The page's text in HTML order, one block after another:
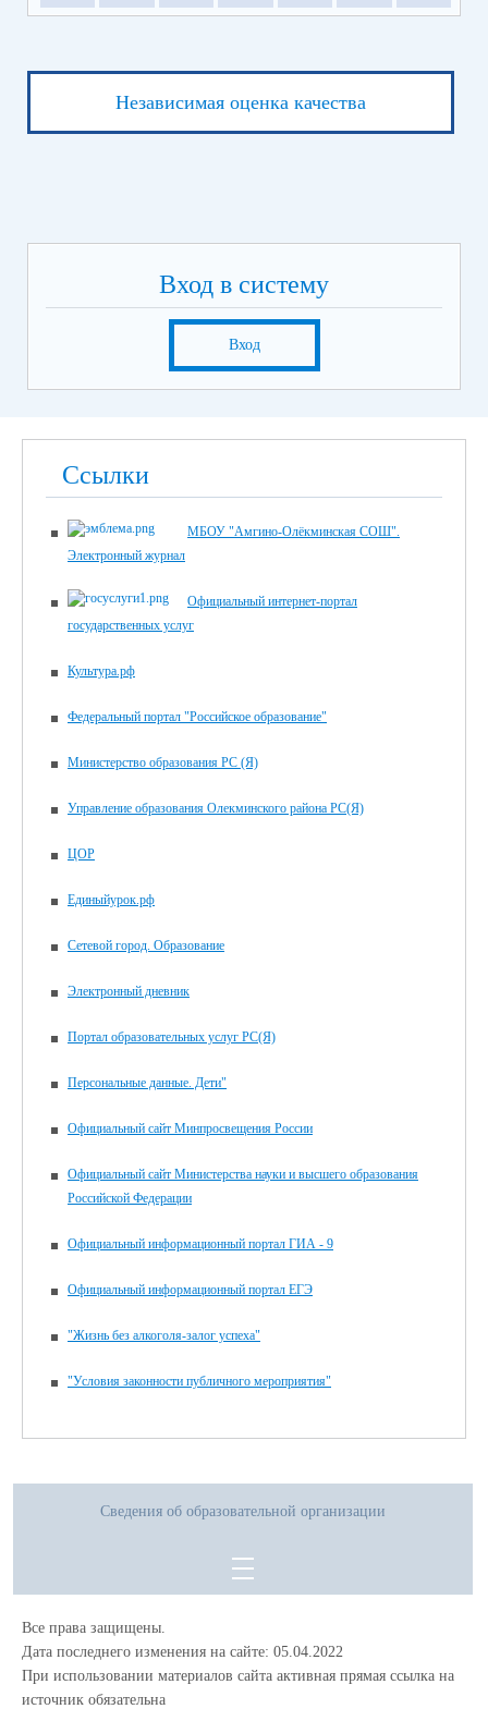
Независимая оценка качества
Вход в систему
Вход
Ссылки
МБОУ "Амгино-Олёкминская СОШ".
Электронный журнал
Официальный интернет-портал
государственных услуг
Культура.рф
Федеральный портал "Российское образование"
Министерство образования РС (Я)
Управление образования Олекминского района РС(Я)
ЦОР
Единыйурок.рф
Сетевой город. Образование
Электронный дневник
Портал образовательных услуг РС(Я)
Персональные данные. Дети"
Официальный сайт Минпросвещения России
Официальный сайт Министерства науки и высшего образования
Российской Федерации
Официальный информационный портал ГИА - 9
Официальный информационный портал ЕГЭ
"Жизнь без алкоголя-залог успеха"
"Условия законности публичного мероприятия"
Сведения об образовательной организации
Все права защищены.
Дата последнего изменения на сайте: 05.04.2022
При использовании материалов сайта активная прямая ссылка на
источник обязательна